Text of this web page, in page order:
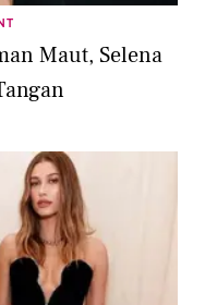
Maut, Selena